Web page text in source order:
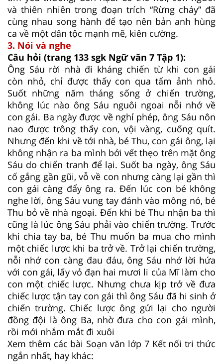
và thiên nhiên trong đoạn trích “Rừng cháy” đã
cùng nhau song hành để tạo nên bản anh hùng
ca về một dân tộc mạnh mẽ, kiên cường.
3. Nói và nghe
Câu hỏi (trang 133 sgk Ngữ văn 7 Tập 1):
Ông Sáu rời nhà đi kháng chiến từ khi con gái
còn nhỏ, chỉ được thấy con qua tấm ảnh nhỏ.
Suốt những năm tháng sống ở chiến trường,
không lúc nào ông Sáu nguôi ngoai nỗi nhớ về
con gái. Ba ngày được về nghỉ phép, ông Sáu nôn
nao được trông thấy con, vội vàng, cuống quít.
Nhưng đến khi về tới nhà, bé Thu, con gái ông, lại
không nhận ra ba mình bởi vết thẹo trên mặt ông
Sáu do chiến tranh để lại. Suốt ba ngày, ông Sáu
cố gắng gần gũi, vỗ về con nhưng càng lại gần thì
con gái càng đẩy ông ra. Đến lúc con bé không
nghe lời, ông Sáu vung tay đánh vào mông nó, bé
Thu bỏ về nhà ngoại. Đến khi bé Thu nhận ba thì
cũng là lúc ông Sáu phải vào chiến trường. Trước
khi chia tay ba, bé Thu muốn ba mua cho mình
một chiếc lược khi ba trở về. Trở lại chiến trường,
nỗi nhớ con càng đau đáu, ông Sáu nhớ lời hứa
với con gái, lấy vỏ đạn hai mươi li của Mĩ làm cho
con một chiếc lược. Nhưng chưa kịp trở về đưa
chiếc lược tận tay con gái thì ông Sáu đã hi sinh ở
chiến trường. Chiếc lược ông gửi lại cho người
đồng đội là ông Ba, nhờ đưa cho con gái mình,
rồi mới nhắm mắt đi xuôi
Xem thêm các bài Soạn văn lớp 7 Kết nối tri thức
ngắn nhất, hay khác: